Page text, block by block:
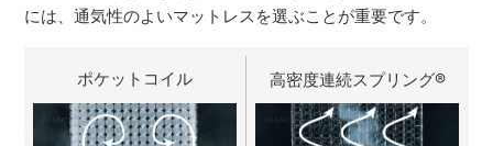
には、通気性のよいマットレスを選ぶことが重要です。
ポケットコイル 高密度連続スプリング®